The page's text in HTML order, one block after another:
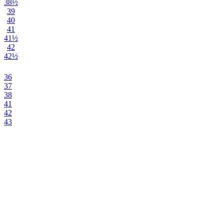
38½
39
40
41
41½
42
42½
36
37
38
41
42
43